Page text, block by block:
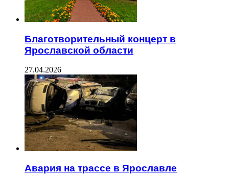
Благотворительный концерт в
Ярославской области
27.04.2026
Авария на трассе в Ярославле